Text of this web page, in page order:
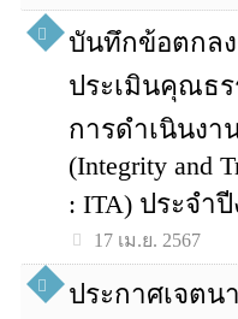
บันทึกข้อตกล
ประเมินคุณธ
การดำเนินงา
(Integrity and
: ITA) ประจำ
17 เม.ย. 2567
ประกาศเจต